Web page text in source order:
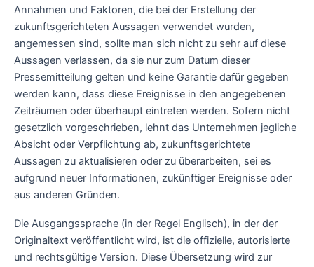
Annahmen und Faktoren, die bei der Erstellung der
zukunftsgerichteten Aussagen verwendet wurden,
angemessen sind, sollte man sich nicht zu sehr auf diese
Aussagen verlassen, da sie nur zum Datum dieser
Pressemitteilung gelten und keine Garantie dafür gegeben
werden kann, dass diese Ereignisse in den angegebenen
Zeiträumen oder überhaupt eintreten werden. Sofern nicht
gesetzlich vorgeschrieben, lehnt das Unternehmen jegliche
Absicht oder Verpflichtung ab, zukunftsgerichtete
Aussagen zu aktualisieren oder zu überarbeiten, sei es
aufgrund neuer Informationen, zukünftiger Ereignisse oder
aus anderen Gründen.
Die Ausgangssprache (in der Regel Englisch), in der der
Originaltext veröffentlicht wird, ist die offizielle, autorisierte
und rechtsgültige Version. Diese Übersetzung wird zur